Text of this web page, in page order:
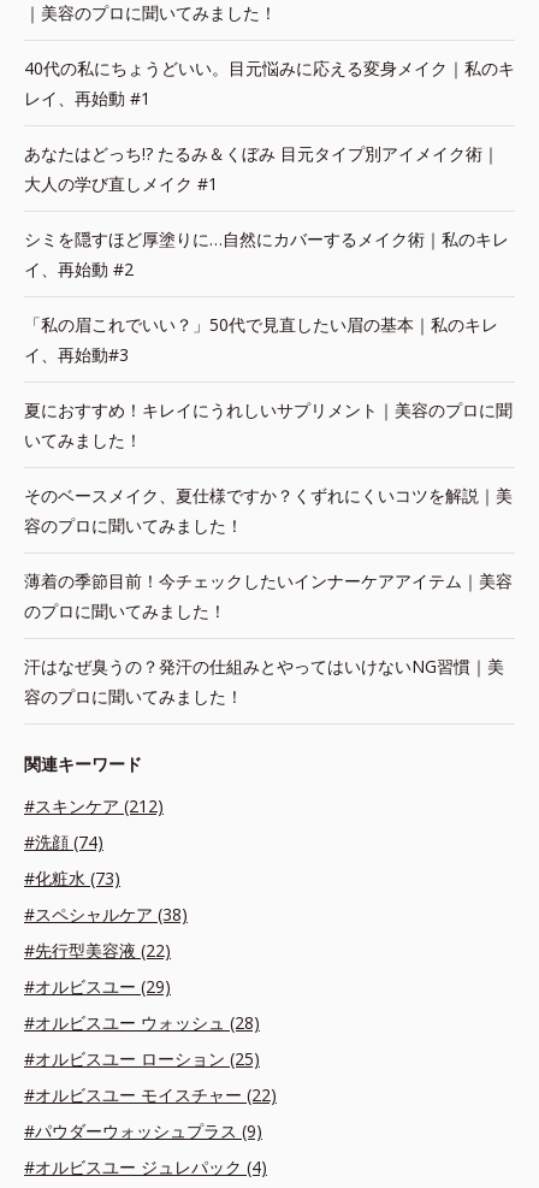
｜美容のプロに聞いてみました！
40代の私にちょうどいい。目元悩みに応える変身メイク｜私のキ
レイ、再始動 #1
あなたはどっち!? たるみ＆くぼみ 目元タイプ別アイメイク術｜
大人の学び直しメイク #1
シミを隠すほど厚塗りに…自然にカバーするメイク術｜私のキレ
イ、再始動 #2
「私の眉これでいい？」50代で見直したい眉の基本｜私のキレ
イ、再始動#3
夏におすすめ！キレイにうれしいサプリメント｜美容のプロに聞
いてみました！
そのベースメイク、夏仕様ですか？くずれにくいコツを解説｜美
容のプロに聞いてみました！
薄着の季節目前！今チェックしたいインナーケアアイテム｜美容
のプロに聞いてみました！
汗はなぜ臭うの？発汗の仕組みとやってはいけないNG習慣｜美
容のプロに聞いてみました！
関連キーワード
#スキンケア (212)
#洗顔 (74)
#化粧水 (73)
#スペシャルケア (38)
#先行型美容液 (22)
#オルビスユー (29)
#オルビスユー ウォッシュ (28)
#オルビスユー ローション (25)
#オルビスユー モイスチャー (22)
#パウダーウォッシュプラス (9)
#オルビスユー ジュレパック (4)